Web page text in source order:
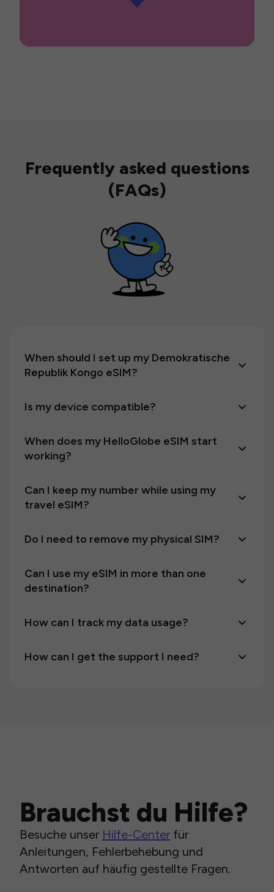
Frequently asked questions
(FAQs)
When should I set up my Demokratische
Republik Kongo eSIM?
Is my device compatible?
When does my HelloGlobe eSIM start
working?
Can I keep my number while using my
travel eSIM?
Do I need to remove my physical SIM?
Can I use my eSIM in more than one
destination?
How can I track my data usage?
How can I get the support I need?
Brauchst du Hilfe?
Besuche unser Hilfe-Center für
Anleitungen, Fehlerbehebung und
Antworten auf häufig gestellte Fragen.